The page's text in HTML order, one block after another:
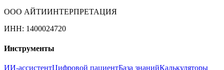
ООО АЙТИИНТЕРПРЕТАЦИЯ
ИНН: 1400024720
Инструменты
ИИ-ассистентЦифровой пациентБаза знанийКалькуляторы